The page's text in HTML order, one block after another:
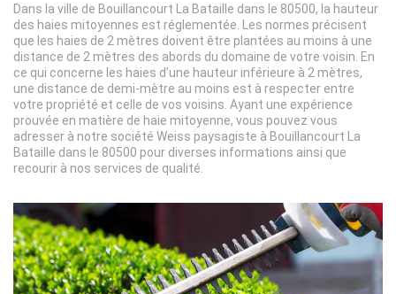
Dans la ville de Bouillancourt La Bataille dans le 80500, la hauteur
des haies mitoyennes est réglementée. Les normes précisent
que les haies de 2 mètres doivent être plantées au moins à une
distance de 2 mètres des abords du domaine de votre voisin. En
ce qui concerne les haies d’une hauteur inférieure à 2 mètres,
une distance de demi-mètre au moins est à respecter entre
votre propriété et celle de vos voisins. Ayant une expérience
prouvée en matière de haie mitoyenne, vous pouvez vous
adresser à notre société Weiss paysagiste à Bouillancourt La
Bataille dans le 80500 pour diverses informations ainsi que
recourir à nos services de qualité.